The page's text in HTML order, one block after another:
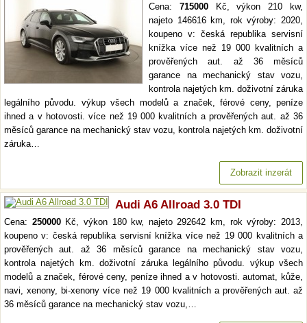
Cena: 715000Kč, výkon 210 kw,
najeto 146616 km, rok výroby: 2020,
koupeno v: česká republika servisní
knížka více než 19 000 kvalitních a
prověřených aut. až 36 měsíců
garance na mechanický stav vozu,
kontrola najetých km. doživotní záruka
legálního původu. výkup všech modelů a značek, férové ceny, peníze
ihned a v hotovosti. více než 19 000 kvalitních a prověřených aut. až 36
měsíců garance na mechanický stav vozu, kontrola najetých km. doživotní
záruka…
Zobrazit inzerát
Audi A6 Allroad 3.0 TDI
Cena: 250000Kč, výkon 180 kw, najeto 292642 km, rok výroby: 2013,
koupeno v: česká republika servisní knížka více než 19 000 kvalitních a
prověřených aut. až 36 měsíců garance na mechanický stav vozu,
kontrola najetých km. doživotní záruka legálního původu. výkup všech
modelů a značek, férové ceny, peníze ihned a v hotovosti. automat, kůže,
navi, xenony, bi-xenony více než 19 000 kvalitních a prověřených aut. až
36 měsíců garance na mechanický stav vozu,…